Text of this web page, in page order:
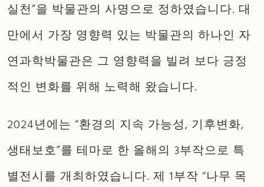
실천”을 박물관의 사명으로 정하였습니다. 대
만에서 가장 영향력 있는 박물관의 하나인 자
연과학박물관은 그 영향력을 빌려 보다 긍정
적인 변화를 위해 노력해 왔습니다.
2024년에는 “환경의 지속 가능성, 기후변화,
생태보호”를 테마로 한 올해의 3부작으로 특
별전시를 개최하였습니다. 제 1부작 “나무 목